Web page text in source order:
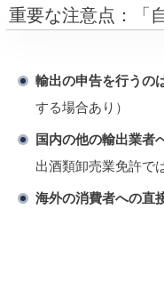
重要な注意点：「
輸出の申告を行うの
する場合あり）
国内の他の輸出業者
出酒類卸売業免許で
海外の消費者への直